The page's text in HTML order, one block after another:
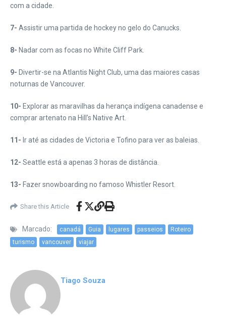
com a cidade.
7- Assistir uma partida de hockey no gelo do Canucks.
8- Nadar com as focas no White Cliff Park.
9- Divertir-se na Atlantis Night Club, uma das maiores casas
noturnas de Vancouver.
10- Explorar as maravilhas da herança indígena canadense e
comprar artenato na Hill’s Native Art.
11- Ir até as cidades de Victoria e Tofino para ver as baleias.
12- Seattle está a apenas 3 horas de distância.
13- Fazer snowboarding no famoso Whistler Resort.
Share this Article
Marcado: canadá Guia lugares passeios
Roteiro
turismo
vancouver viajar
Tiago Souza